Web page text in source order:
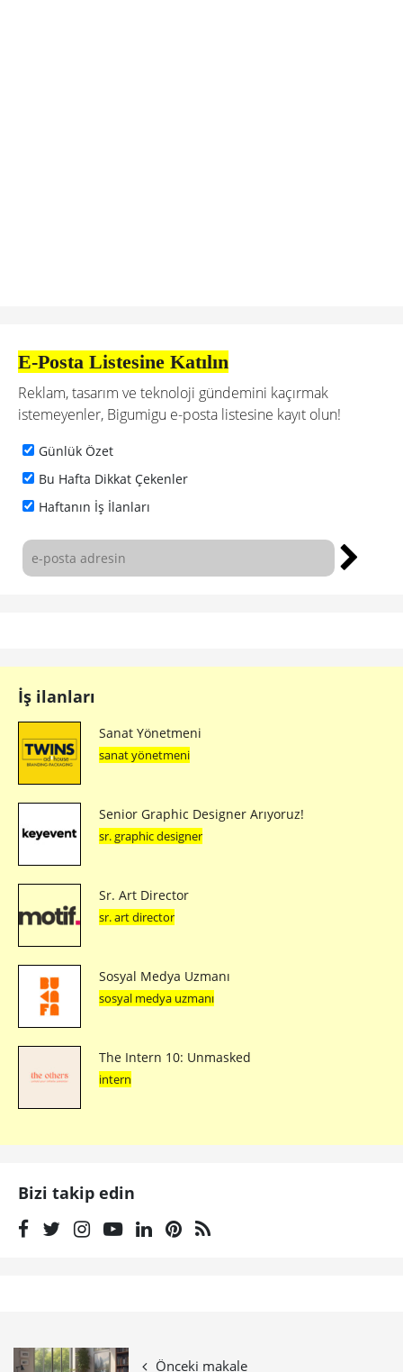
E-Posta Listesine Katılın
Reklam, tasarım ve teknoloji gündemini kaçırmak
istemeyenler, Bigumigu e-posta listesine kayıt olun!
Günlük Özet
Bu Hafta Dikkat Çekenler
Haftanın İş İlanları
İş ilanları
Sanat Yönetmeni
sanat yönetmeni
Senior Graphic Designer Arıyoruz!
sr. graphic designer
Sr. Art Director
sr. art director
Sosyal Medya Uzmanı
sosyal medya uzmanı
The Intern 10: Unmasked
intern
Bizi takip edin
Önceki makale